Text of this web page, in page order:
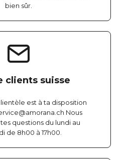
bien sûr.
clients suisse
est à ta disposition
Nous
questions du lundi au
de 8h00 à 17h00.